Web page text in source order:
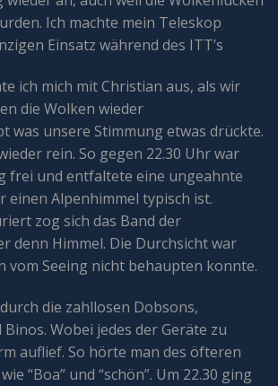
Ich machte mein Teleskop
Einsatz während des ITT’s
ich mich mit Christian aus, als wir
die Wolken wieder
was unsere Stimmung etwas drückte.
rein. So gegen 22.30 Uhr war
frei und entfaltete eine ungeahnte
einen Alpenhimmel typisch ist.
zog sich das Band der
denn Himmel. Die Durchsicht war
vom Seeing nicht behaupten konnte.
die zahllosen Dobsons,
Wobei jedes der Geräte zu
auflief. So hörte man des öfteren
“Boa” und “schön”. Um 22.30 ging